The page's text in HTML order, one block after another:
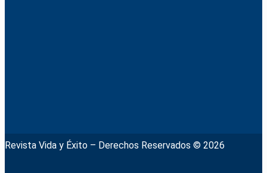
Revista Vida y Éxito – Derechos Reservados © 2026